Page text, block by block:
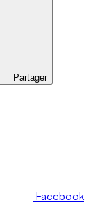
Partager
Facebook